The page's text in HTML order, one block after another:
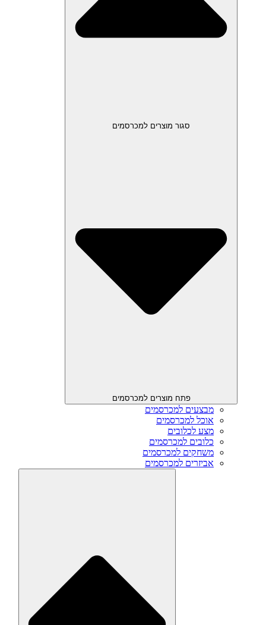
סגור מוצרים למכרסמים
פתח מוצרים למכרסמים
מבצעים למכרסמים
אוכל למכרסמים
מצע לכלובים
כלובים למכרסמים
משחקים למכרסמים
אביזרים למכרסמים